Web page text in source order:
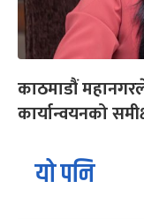
काठमाडौं
कार्यान्वयनको
यो पनि